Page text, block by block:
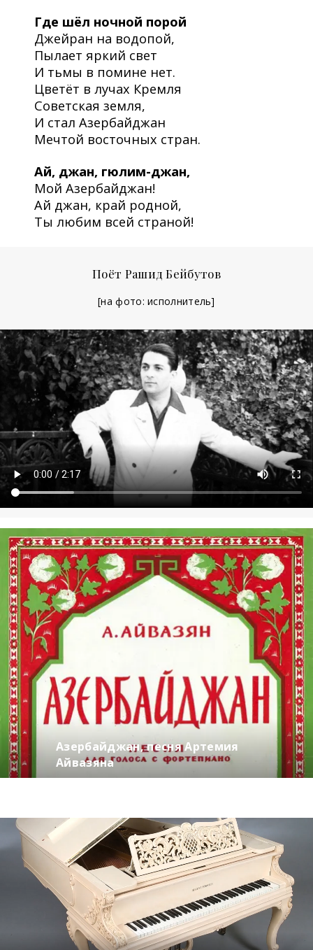
Где шёл ночной порой
Джейран на водопой,
Пылает яркий свет
И тьмы в помине нет.
Цветёт в лучах Кремля
Советская земля,
И стал Азербайджан
Мечтой восточных стран.
Ай, джан, гюлим-джан,
Мой Азербайджан!
Ай джан, край родной,
Ты любим всей страной!
Поёт Рашид Бейбутов
[на фото: исполнитель]
Азербайджан, песня Артемия
Айвазяна